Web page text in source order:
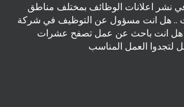
اعلانات الوظائف بمختلف مناطق
.. هل انت مسؤول عن التوظيف في شركة
هل انت باحث عن عمل تصفح عشرات
لتجدوا العمل المناسب